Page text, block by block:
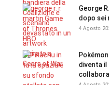
George
dopo sei
4 Agosto
diventa